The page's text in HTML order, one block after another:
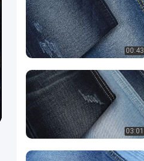
00:43
03:01